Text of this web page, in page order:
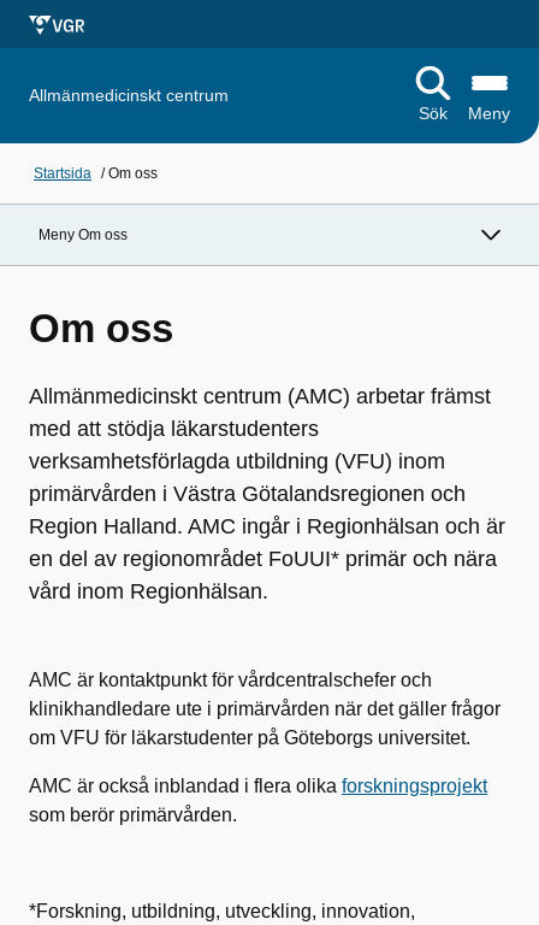
Allmänmedicinskt centrum
Sök
Meny
Startsida /Om oss
Meny Om oss
Om oss
Allmänmedicinskt centrum (AMC) arbetar främst
med att stödja läkarstudenters
verksamhetsförlagda utbildning (VFU) inom
primärvården i Västra Götalandsregionen och
Region Halland. AMC ingår i Regionhälsan och är
en del av regionområdet FoUUI* primär och nära
vård inom Regionhälsan.
AMC är kontaktpunkt för vårdcentralschefer och
klinikhandledare ute i primärvården när det gäller frågor
om VFU för läkarstudenter på Göteborgs universitet.
AMC är också inblandad i flera olika forskningsprojekt
som berör primärvården.
*Forskning, utbildning, utveckling, innovation,